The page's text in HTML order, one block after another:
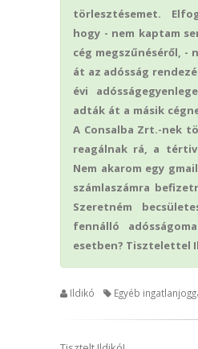
törlesztésemet.
hogy - nem kaptam
cég megszűnéséről,
át az adósság
évi
adták át a másik
A Consalba Zrt.-nek
reagálnak rá, a
Nem akarom egy
számlaszámra
Szeretném
fennálló
esetben? Tisztelettel
Ildikó Egyéb